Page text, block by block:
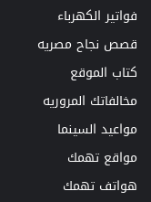
فواتير الكهرباء
قصص نجاح مصريه
كتاب الموقع
مخالفاتك المروريه
مواعيد السينما
مواقع تهمك
هواتف تهمك